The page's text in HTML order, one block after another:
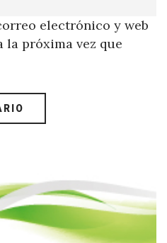
electrónico y web
la próxima vez que